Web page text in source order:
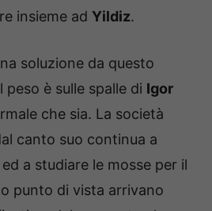
insieme ad Yildiz.
soluzione da questo
è sulle spalle di Igor
che sia. La società
canto suo continua a
a studiare le mosse per il
punto di vista arrivano